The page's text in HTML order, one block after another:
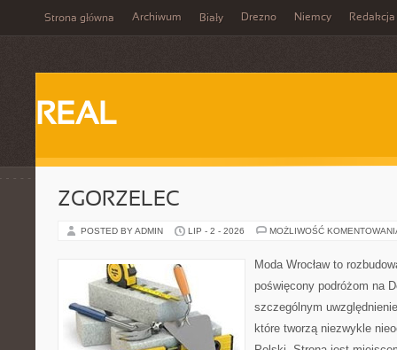
Strona główna Archiwum Biały Drezno Niemcy Redakcja
REAL
ZGORZELEC
POSTED BY ADMIN LIP - 2 - 2026 MOŻLIWOŚĆ
Moda Wrocław to
poświęcony podróżom na
szczególnym
które tworzą niezwykle